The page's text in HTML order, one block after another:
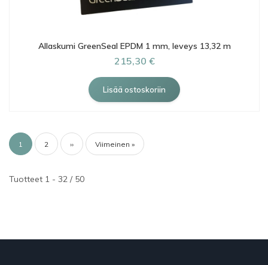
Allaskumi GreenSeal EPDM 1 mm, leveys 13,32 m
215,30 €
Sivutus
Tämänhetkinen
1 Sivu
2 Seuraava
›› Viimeinen
Viimeinen »
Tuotteet 1 - 32 / 50